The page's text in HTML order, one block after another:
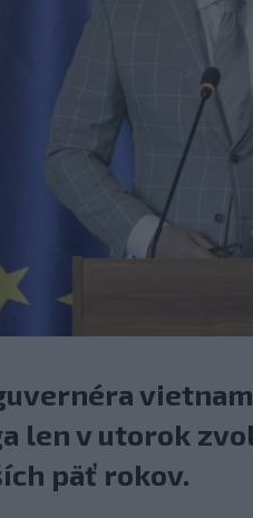
len v utorok
päť rokov.